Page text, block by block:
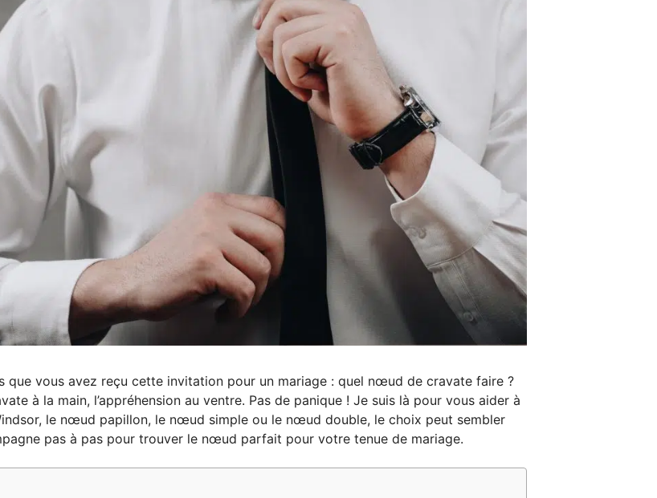
que vous avez reçu cette invitation pour un mariage : quel nœud de cravate faire ?
à la main, l’appréhension au ventre. Pas de panique ! Je suis là pour vous aider à
le nœud papillon, le nœud simple ou le nœud double, le choix peut sembler
pas à pas pour trouver le nœud parfait pour votre tenue de mariage.